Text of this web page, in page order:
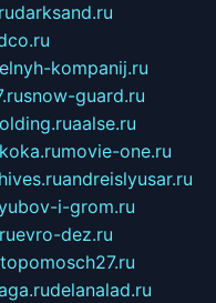
darksand.ru
kompanij.ru
snow-guard.ru
aalse.ru
movie-one.ru
andreislyusar.ru
i-grom.ru
evro-dez.ru
delanalad.ru